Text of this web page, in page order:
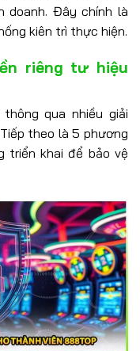
doanh. Đây chính là
kiên trì thực hiện.
riêng tư hiệu
qua nhiều giải
theo là 5 phương
triển khai để bảo vệ